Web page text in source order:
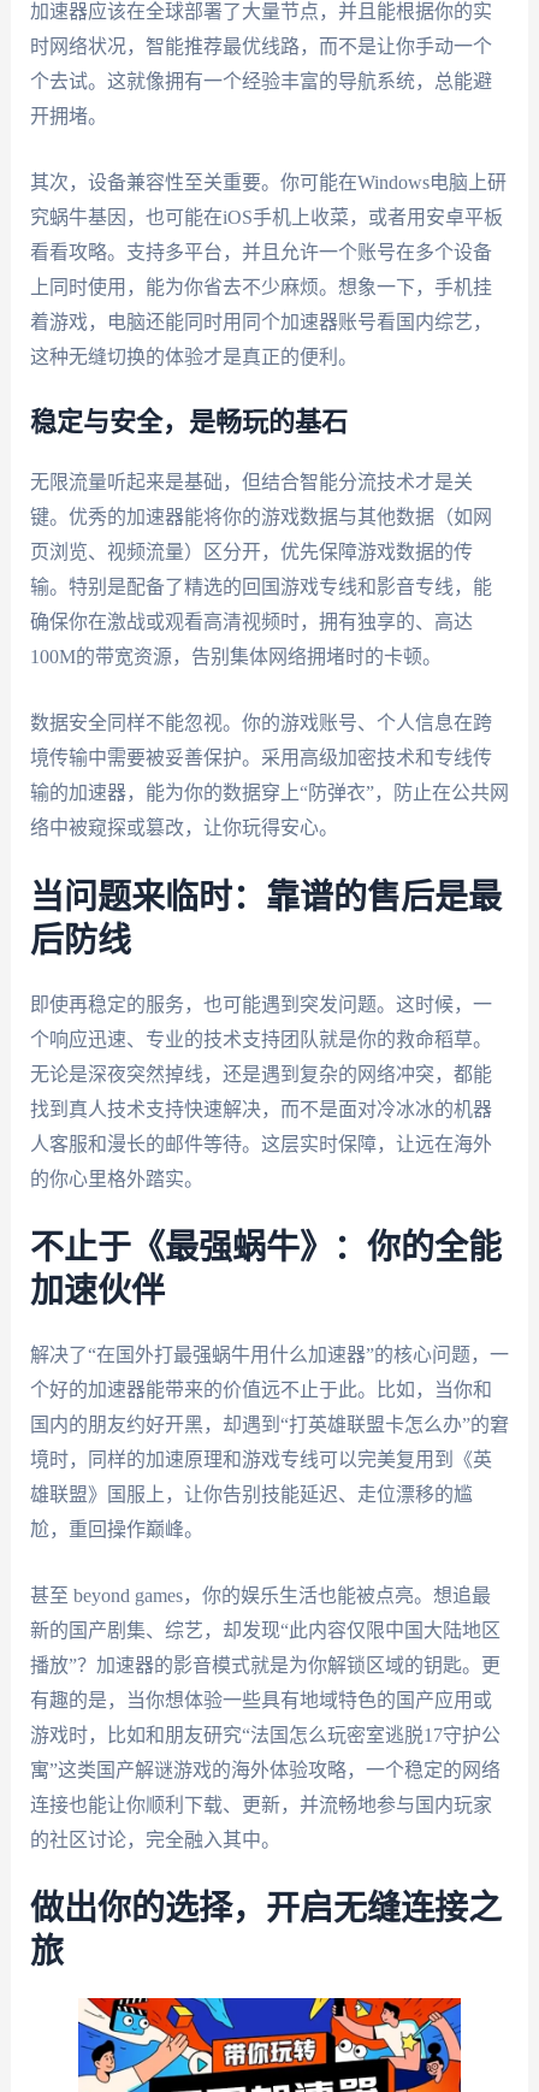
加速器应该在全球部署了大量节点，并且能根据你的实
时网络状况，智能推荐最优线路，而不是让你手动一个
个去试。这就像拥有一个经验丰富的导航系统，总能避
开拥堵。
其次，设备兼容性至关重要。你可能在Windows电脑上研
究蜗牛基因，也可能在iOS手机上收菜，或者用安卓平板
看看攻略。支持多平台，并且允许一个账号在多个设备
上同时使用，能为你省去不少麻烦。想象一下，手机挂
着游戏，电脑还能同时用同个加速器账号看国内综艺，
这种无缝切换的体验才是真正的便利。
稳定与安全，是畅玩的基石
无限流量听起来是基础，但结合智能分流技术才是关
键。优秀的加速器能将你的游戏数据与其他数据（如网
页浏览、视频流量）区分开，优先保障游戏数据的传
输。特别是配备了精选的回国游戏专线和影音专线，能
确保你在激战或观看高清视频时，拥有独享的、高达
100M的带宽资源，告别集体网络拥堵时的卡顿。
数据安全同样不能忽视。你的游戏账号、个人信息在跨
境传输中需要被妥善保护。采用高级加密技术和专线传
输的加速器，能为你的数据穿上“防弹衣”，防止在公共网
络中被窥探或篡改，让你玩得安心。
当问题来临时：靠谱的售后是最
后防线
即使再稳定的服务，也可能遇到突发问题。这时候，一
个响应迅速、专业的技术支持团队就是你的救命稻草。
无论是深夜突然掉线，还是遇到复杂的网络冲突，都能
找到真人技术支持快速解决，而不是面对冷冰冰的机器
人客服和漫长的邮件等待。这层实时保障，让远在海外
的你心里格外踏实。
不止于《最强蜗牛》：你的全能
加速伙伴
解决了“在国外打最强蜗牛用什么加速器”的核心问题，一
个好的加速器能带来的价值远不止于此。比如，当你和
国内的朋友约好开黑，却遇到“打英雄联盟卡怎么办”的窘
境时，同样的加速原理和游戏专线可以完美复用到《英
雄联盟》国服上，让你告别技能延迟、走位漂移的尴
尬，重回操作巅峰。
甚至 beyond games，你的娱乐生活也能被点亮。想追最
新的国产剧集、综艺，却发现“此内容仅限中国大陆地区
播放”？加速器的影音模式就是为你解锁区域的钥匙。更
有趣的是，当你想体验一些具有地域特色的国产应用或
游戏时，比如和朋友研究“法国怎么玩密室逃脱17守护公
寓”这类国产解谜游戏的海外体验攻略，一个稳定的网络
连接也能让你顺利下载、更新，并流畅地参与国内玩家
的社区讨论，完全融入其中。
做出你的选择，开启无缝连接之
旅